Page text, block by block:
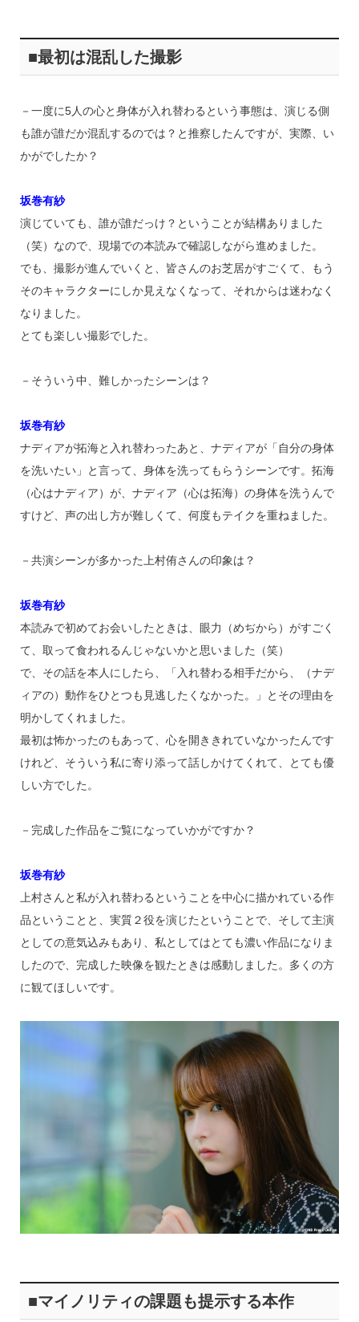
■最初は混乱した撮影
－一度に5人の心と身体が入れ替わるという事態は、演じる側
も誰が誰だか混乱するのでは？と推察したんですが、実際、い
かがでしたか？
坂巻有紗
演じていても、誰が誰だっけ？ということが結構ありました
（笑）なので、現場での本読みで確認しながら進めました。
でも、撮影が進んでいくと、皆さんのお芝居がすごくて、もう
そのキャラクターにしか見えなくなって、それからは迷わなく
なりました。
とても楽しい撮影でした。
－そういう中、難しかったシーンは？
坂巻有紗
ナディアが拓海と入れ替わったあと、ナディアが「自分の身体
を洗いたい」と言って、身体を洗ってもらうシーンです。拓海
（心はナディア）が、ナディア（心は拓海）の身体を洗うんで
すけど、声の出し方が難しくて、何度もテイクを重ねました。
－共演シーンが多かった上村侑さんの印象は？
坂巻有紗
本読みで初めてお会いしたときは、眼力（めぢから）がすごく
て、取って食われるんじゃないかと思いました（笑）
で、その話を本人にしたら、「入れ替わる相手だから、（ナデ
ィアの）動作をひとつも見逃したくなかった。」とその理由を
明かしてくれました。
最初は怖かったのもあって、心を開ききれていなかったんです
けれど、そういう私に寄り添って話しかけてくれて、とても優
しい方でした。
－完成した作品をご覧になっていかがですか？
坂巻有紗
上村さんと私が入れ替わるということを中心に描かれている作
品ということと、実質２役を演じたということで、そして主演
としての意気込みもあり、私としてはとても濃い作品になりま
したので、完成した映像を観たときは感動しました。多くの方
に観てほしいです。
■マイノリティの課題も提示する本作